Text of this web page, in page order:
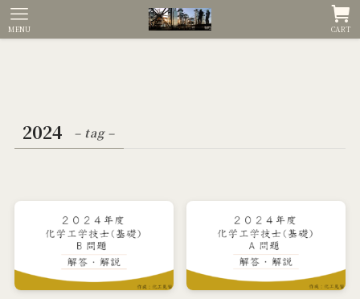
CART
MENU
2024 – tag –